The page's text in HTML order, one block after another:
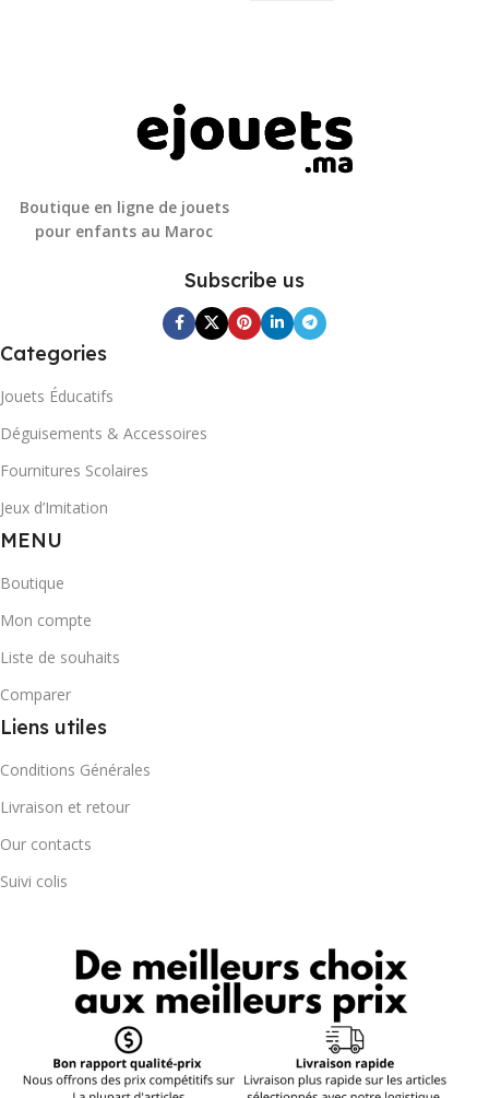
Boutique en ligne de jouets
pour enfants au Maroc
Subscribe us
Categories
Jouets Éducatifs
Déguisements & Accessoires
Fournitures Scolaires
Jeux d’Imitation
MENU
Boutique
Mon compte
Liste de souhaits
Comparer
Liens utiles
Conditions Générales
Livraison et retour
Our contacts
Suivi colis